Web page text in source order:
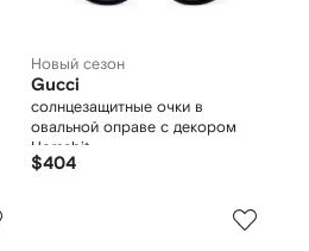
Новый сезон
Gucci
солнцезащитные очки в
овальной оправе с декором
Horsebit
$404